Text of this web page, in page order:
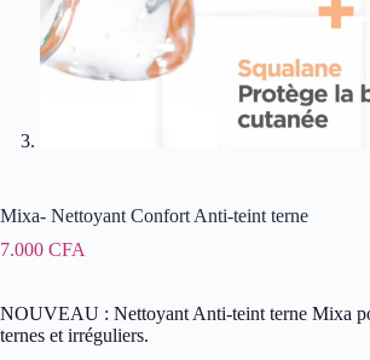
Mixa- Nettoyant Confort Anti-teint terne
7.000 CFA
NOUVEAU : Nettoyant Anti-teint terne Mixa
ternes et irréguliers.